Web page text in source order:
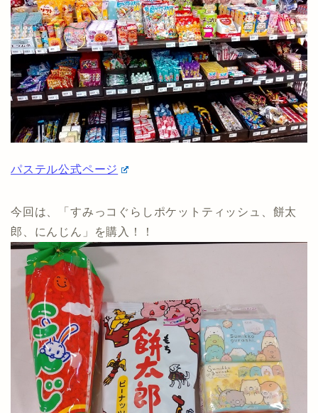
パステル公式ページ
今回は、「すみっコぐらしポケットティッシュ、餅太
郎、にんじん」を購入！！